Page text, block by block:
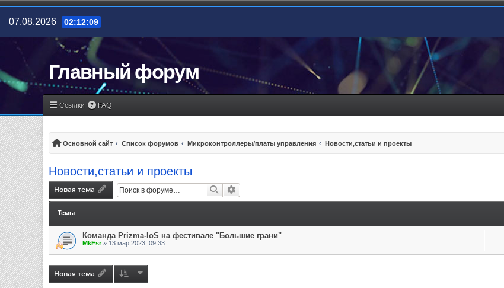
07.08.2026 02:12:09
Главный форум
Ссылки FAQ
Основной сайт Список форумов Микроконтроллеры/платы управления Новости,статьи и проекты
Новости,статьи и проекты
Новая тема Поиск
Темы
Команда Prizma-IoS на фестивале "Большие грани"
MkFsr» 13 мар 2023, 09:33
Новая тема